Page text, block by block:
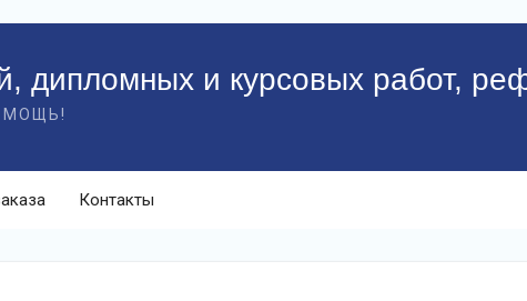
дипломных и курсовых работ,
Контакты